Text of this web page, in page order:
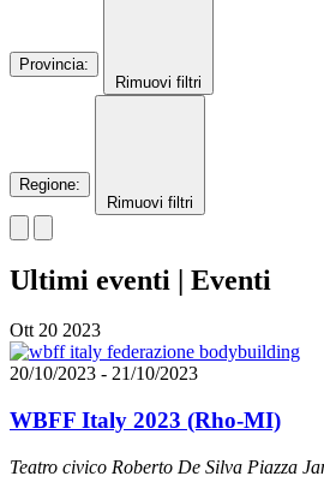
Provincia:
Rimuovi filtri
Regione:
Rimuovi filtri
Ultimi eventi | Eventi
Ott20 2023
20/10/2023 - 21/10/2023
WBFF Italy 2023 (Rho-MI)
Teatro civico Roberto De Silva Piazza